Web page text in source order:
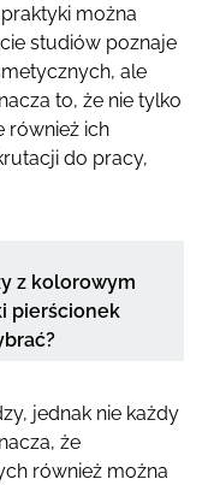
można
studiów poznaje
ale
to, że nie tylko
również ich
do pracy,
z kolorowym
pierścionek
jednak nie każdy
że
również można